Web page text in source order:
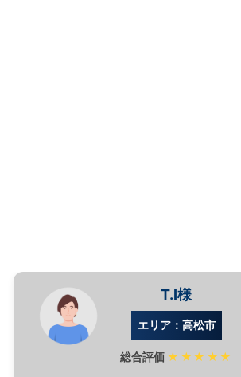
T.I様
エリア：高松市
総合評価 ★★★★★